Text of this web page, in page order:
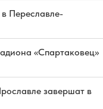
Переславле-
«Спартаковец»
завершат в